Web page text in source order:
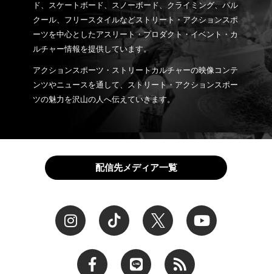
ド、スケートボード、スノーボード、クライミング、パル
クール、フリースタイルなどストリート・アクションスポ
ーツを中心としたアスリート・プロダクト・イベント・カ
ルチャー情報を提供しています。
アクションスポーツ・ストリートカルチャーの映像コンテ
ンツやニュースを通して、ストリート・アクションスポー
ツの魅力を沢山の人へ伝えていきます。
配信先メディア一覧